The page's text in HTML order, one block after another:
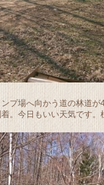
プ場へ向かう道の林道
。今日もいい天気です。